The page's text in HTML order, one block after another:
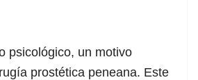
psicológico, un motivo
prostética peneana. Este